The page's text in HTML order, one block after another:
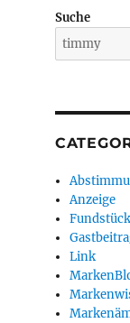
Suche
Anzeige
Fundstück
Link